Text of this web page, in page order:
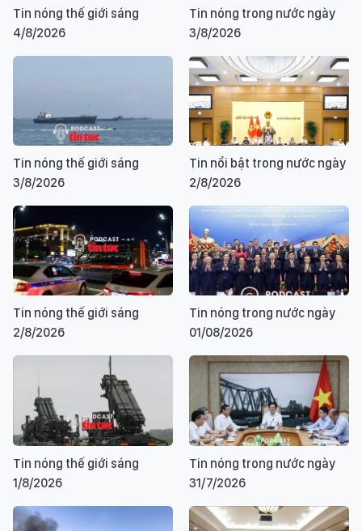
Tin nóng thế giới sáng
4/8/2026
Tin nóng trong nước ngày
3/8/2026
Tin nóng thế giới sáng
3/8/2026
Tin nổi bật trong nước ngày
2/8/2026
Tin nóng thế giới sáng
2/8/2026
Tin nóng trong nước ngày
01/08/2026
Tin nóng thế giới sáng
1/8/2026
Tin nóng trong nước ngày
31/7/2026